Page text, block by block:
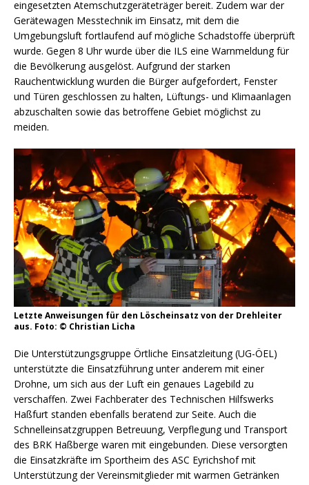
eingesetzten Atemschutzgeräteträger bereit. Zudem war der
Gerätewagen Messtechnik im Einsatz, mit dem die
Umgebungsluft fortlaufend auf mögliche Schadstoffe überprüft
wurde. Gegen 8 Uhr wurde über die ILS eine Warnmeldung für
die Bevölkerung ausgelöst. Aufgrund der starken
Rauchentwicklung wurden die Bürger aufgefordert, Fenster
und Türen geschlossen zu halten, Lüftungs- und Klimaanlagen
abzuschalten sowie das betroffene Gebiet möglichst zu
meiden.
Letzte Anweisungen für den Löscheinsatz von der Drehleiter
aus. Foto: © Christian Licha
Die Unterstützungsgruppe Örtliche Einsatzleitung (UG-ÖEL)
unterstützte die Einsatzführung unter anderem mit einer
Drohne, um sich aus der Luft ein genaues Lagebild zu
verschaffen. Zwei Fachberater des Technischen Hilfswerks
Haßfurt standen ebenfalls beratend zur Seite. Auch die
Schnelleinsatzgruppen Betreuung, Verpflegung und Transport
des BRK Haßberge waren mit eingebunden. Diese versorgten
die Einsatzkräfte im Sportheim des ASC Eyrichshof mit
Unterstützung der Vereinsmitglieder mit warmen Getränken